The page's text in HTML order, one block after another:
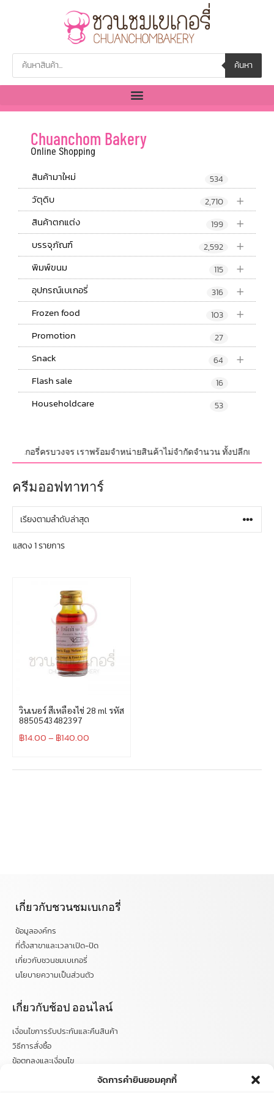
จัดการคำยินยอมคุกกี้
ค้นหา
Chuanchom Bakery
Online Shopping
สินค้ามาใหม่ 534
+
วัตุดิบ 2,710
+
สินค้าตกแต่ง 199
+
บรรจุภัณฑ์ 2,592
+
พิมพ์ขนม 115
+
อุปกรณ์เบเกอรี่ 316
+
Frozen food 103
Promotion 27
+
Snack 64
Flash sale 16
Householdcare 53
บเกอรี่ครบวงจร เราพร้อมจำหน่ายสินค้าไม่จำกัดจำนวน ทั้งปลีกและส่
ครีมออฟทาทาร์
แสดง 1 รายการ
วินเนอร์ สีเหลืองไข่ 28 ml รหัส
8850543482397
฿14.00– ฿140.00
เกี่ยวกับชวนชมเบเกอรี่
ข้อมูลองค์กร
ที่ตั้งสาขาและเวลาเปิด-ปิด
เกี่ยวกับชวนชมเบเกอรี่
นโยบายความเป็นส่วนตัว
เกี่ยวกับช้อป ออนไลน์
เงื่อนไขการรับประกันและคืนสินค้า
วิธีการสั่งซื้อ
ข้อตกลงและเงื่อนไข